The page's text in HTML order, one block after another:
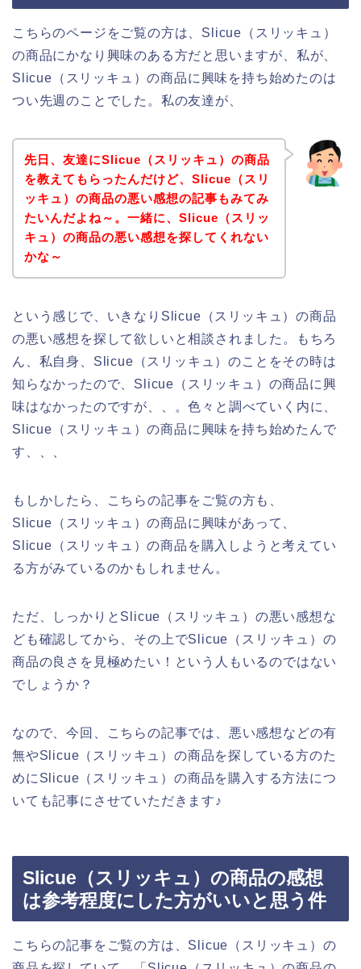
こちらのページをご覧の方は、Slicue（スリッキュ）
の商品にかなり興味のある方だと思いますが、私が、
Slicue（スリッキュ）の商品に興味を持ち始めたのは
つい先週のことでした。私の友達が、
先日、友達にSlicue（スリッキュ）の商品
を教えてもらったんだけど、Slicue（スリ
ッキュ）の商品の悪い感想の記事もみてみ
たいんだよね～。一緒に、Slicue（スリッ
キュ）の商品の悪い感想を探してくれない
かな～
という感じで、いきなりSlicue（スリッキュ）の商品
の悪い感想を探して欲しいと相談されました。もちろ
ん、私自身、Slicue（スリッキュ）のことをその時は
知らなかったので、Slicue（スリッキュ）の商品に興
味はなかったのですが、、。色々と調べていく内に、
Slicue（スリッキュ）の商品に興味を持ち始めたんで
す、、、
もしかしたら、こちらの記事をご覧の方も、
Slicue（スリッキュ）の商品に興味があって、
Slicue（スリッキュ）の商品を購入しようと考えてい
る方がみているのかもしれません。
ただ、しっかりとSlicue（スリッキュ）の悪い感想な
ども確認してから、その上でSlicue（スリッキュ）の
商品の良さを見極めたい！という人もいるのではない
でしょうか？
なので、今回、こちらの記事では、悪い感想などの有
無やSlicue（スリッキュ）の商品を探している方のた
めにSlicue（スリッキュ）の商品を購入する方法につ
いても記事にさせていただきます♪
Slicue（スリッキュ）の商品の感想
は参考程度にした方がいいと思う件
こちらの記事をご覧の方は、Slicue（スリッキュ）の